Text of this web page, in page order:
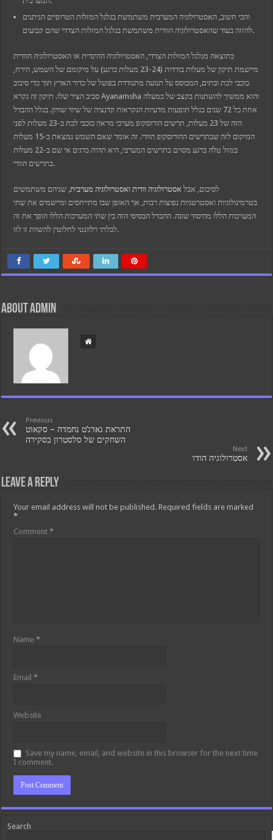
והכי חשוב, האסטרולוגיה המערבית משתמשת בגלגל המזלות הטרופיים הניתנים
להזזה בעוד שהאסטרולוגיה הוודית משתמשת בגלגל המזלות הצדדי שהם קבועים.
כתוצאה מגלגל המזלות הצדדי, האסטרולוגיה ההינדית או האסטרולוגיה הוודית
מיישמת תיקון של מעלות בודדות (23-24 מעלות כרגע) על מיקומם של השמש, הירח,
כוכבי לכת ובתים, המבוסס על תנועה מתנודדת בפועל של כדור הארץ תוך כדי סיבוב
סביב הציר שלו. תיקון זה נקרא Ayanamsha והוא ממשיך להשתנות בקצב של כמעלה
אחת כל 72 שנים בגלל תופעות מדעיות הנקראות קדנציה של שיווי שוויון. בגלל ההבדל
הזה של 23 מעלות, תרשים הורוסקופ מערבי מראה כוכבי לכת ב-23 מעלות לפני
המיקום לזה שבתרשים ההורוסקופ הוודי. זה אומר שאם השמש נמצאת ב-15 מעלות
במזל טלה ברגע מסוים בתרשים המערבי, היא תהיה בדגים אי שם ב-22 מעלות
בתרשים הוודי.
לסיכום, אבל אסטרולוגיה וודית ואסטרולוגיה מערבית, שניהם משתמשים
בטרמינולוגיות ואסטרטגיות נפוצות רבות, אך האופן שבו מתייחסים ומיישמים את שתי
המערכות הללו מהיסוד שונה. ההבדל הבסיסי הזה בין שתי המערכות הללו הופך את זה
לבלתי רלוונטי לחלוטין להשוות זו לזו.
About admin
Previous
התראת גאדג’ט נחמדה – סקאוט
השחקים של סלסטרון בסקירה
Next
אסטרולוגיה הודו
Leave a Reply
Your email address will not be published. Required fields are marked
*
Comment*
Name*
Email*
Website
Save my name, email, and website in this browser for the next time
I comment.
Search